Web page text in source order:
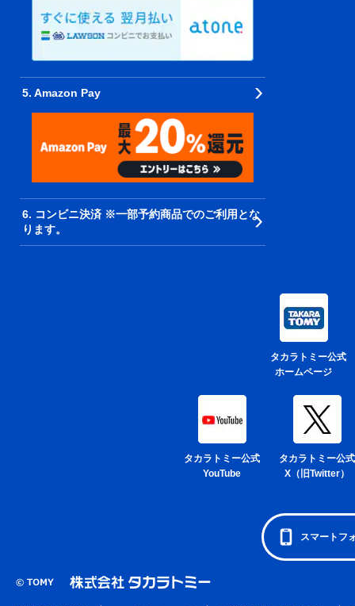
5. Amazon Pay
6. コンビニ決済 ※一部予約商品でのご利用とな
ります。
タカラトミー公式
ホームページ
タカラトミー公式
YouTube
タカラトミー公式
X（旧Twitter）
スマートフ